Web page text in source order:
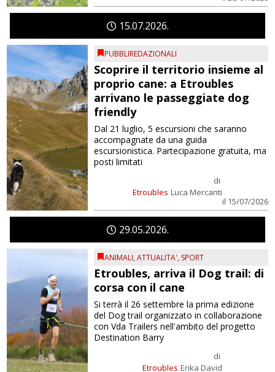
1507 2026
PUBBLIREDAZIONALI
Scoprire il territorio insieme al
proprio cane: a Etroubles
arrivano le passeggiate dog
friendly
Etroubles
di
Luca Mercanti
il 15/07/2026
Dal 21 luglio, 5 escursioni che saranno
accompagnate da una guida
escursionistica. Partecipazione gratuita, ma
posti limitati
2905 2026
ANIMALI,ATTUALITA', SPORT
Etroubles, arriva il Dog trail: di
corsa con il cane
Etroubles
di
Erika David
Si terrà il 26 settembre la prima edizione
del Dog trail organizzato in collaborazione
con Vda Trailers nell'ambito del progetto
Destination Barry